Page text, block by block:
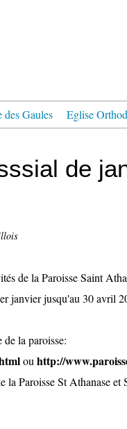
Gaules Eglise
de
de la Paroisse Saint
janvier jusqu'au 30 avril
la paroisse:
ou http://
la Paroisse St Athanase et